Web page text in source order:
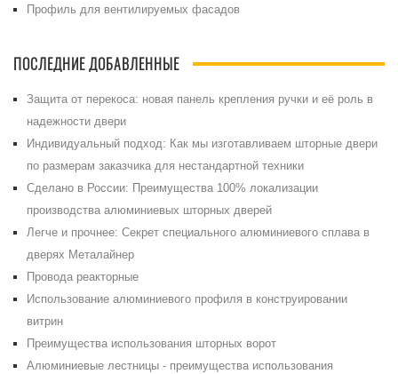
Профиль для вентилируемых фасадов
ПОСЛЕДНИЕ ДОБАВЛЕННЫЕ
Защита от перекоса: новая панель крепления ручки и её роль в
надежности двери
Индивидуальный подход: Как мы изготавливаем шторные двери
по размерам заказчика для нестандартной техники
Сделано в России: Преимущества 100% локализации
производства алюминиевых шторных дверей
Легче и прочнее: Секрет специального алюминиевого сплава в
дверях Металайнер
Провода реакторные
Использование алюминиевого профиля в конструировании
витрин
Преимущества использования шторных ворот
Алюминиевые лестницы - преимущества использования